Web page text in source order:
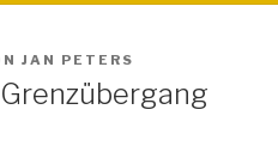
JAN PETERS
Grenzübergang